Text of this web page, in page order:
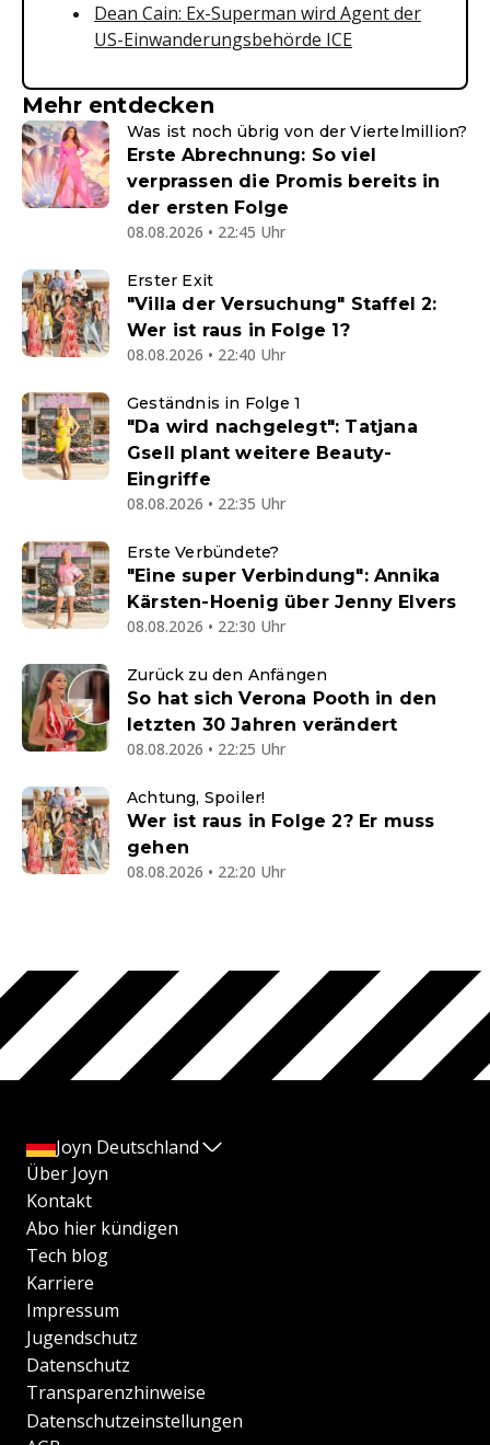
Dean Cain: Ex-Superman wird Agent der
US-Einwanderungsbehörde ICE
Mehr entdecken
Was ist noch übrig von der Viertelmillion?
Erste Abrechnung: So viel
verprassen die Promis bereits in
der ersten Folge
08.08.2026 • 22:45 Uhr
Erster Exit
"Villa der Versuchung" Staffel 2:
Wer ist raus in Folge 1?
08.08.2026 • 22:40 Uhr
Geständnis in Folge 1
"Da wird nachgelegt": Tatjana
Gsell plant weitere Beauty-
Eingriffe
08.08.2026 • 22:35 Uhr
Erste Verbündete?
"Eine super Verbindung": Annika
Kärsten-Hoenig über Jenny Elvers
08.08.2026 • 22:30 Uhr
Zurück zu den Anfängen
So hat sich Verona Pooth in den
letzten 30 Jahren verändert
08.08.2026 • 22:25 Uhr
Achtung, Spoiler!
Wer ist raus in Folge 2? Er muss
gehen
08.08.2026 • 22:20 Uhr
Joyn Deutschland
Über Joyn
Kontakt
Abo hier kündigen
Tech blog
Karriere
Impressum
Jugendschutz
Datenschutz
Transparenzhinweise
Datenschutzeinstellungen